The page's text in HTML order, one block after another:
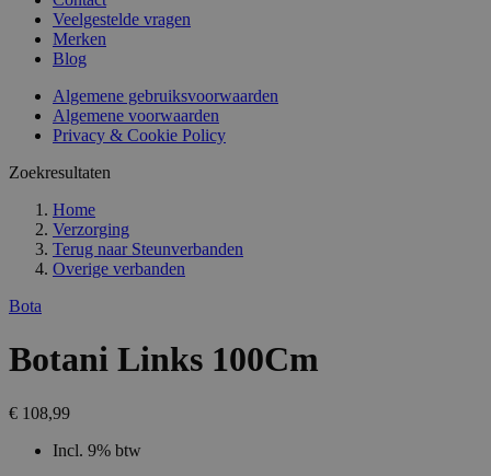
Veelgestelde vragen
Merken
Blog
Algemene gebruiksvoorwaarden
Algemene voorwaarden
Privacy & Cookie Policy
Zoekresultaten
Home
Verzorging
Terug naar Steunverbanden
Overige verbanden
Bota
Botani Links 100Cm
€ 108,99
Incl. 9% btw